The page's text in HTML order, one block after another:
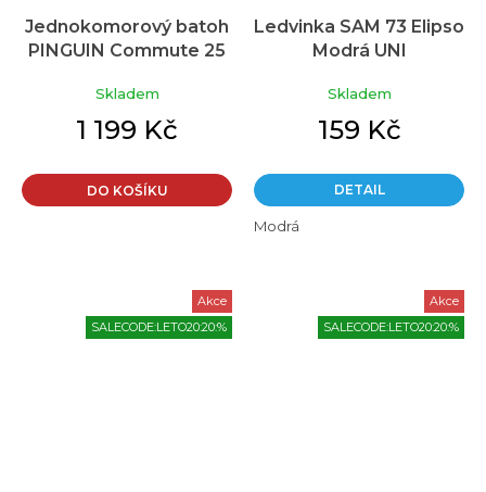
Jednokomorový batoh
PINGUIN Commute 25
Skladem
1 199 Kč
DO KOŠÍKU
Ledvinka SAM 73 Elipso
Modrá UNI
Skladem
159 Kč
DETAIL
Modrá
Akce
SALECODE:LETO20:20:%
Akce
SALECODE:LETO20:20:%